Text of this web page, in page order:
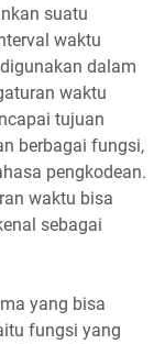
suatu
waktu
dalam
waktu
tujuan
berbagai fungsi,
pengkodean.
waktu bisa
sebagai
yang bisa
fungsi yang